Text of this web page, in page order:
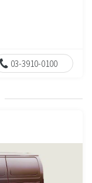
03-3910-0100